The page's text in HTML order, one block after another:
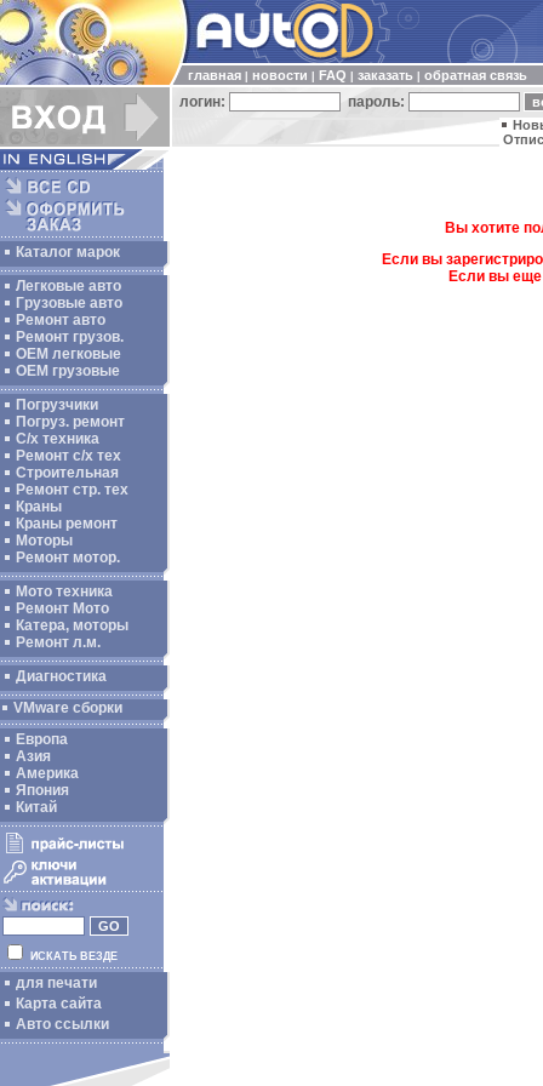
главная новости FAQ заказать обратная связь
логин: пароль:
Каталог марок
Легковые авто
Грузовые авто
Ремонт авто
Ремонт грузов.
ОЕМ легковые
OEM грузовые
Погрузчики
Погруз. ремонт
С/х техника
Ремонт с/х тех
Строительная
Ремонт стр. тех
Краны
Краны ремонт
Моторы
Ремонт мотор.
Мото техника
Ремонт Мото
Катера, моторы
Ремонт л.м.
Диагностика
VMware сборки
Европа
Азия
Америка
Япония
Китай
ИСКАТЬ ВЕЗДЕ
для печати
Карта сайта
Авто ссылки
Вы хотите
Если вы
Если вы еще